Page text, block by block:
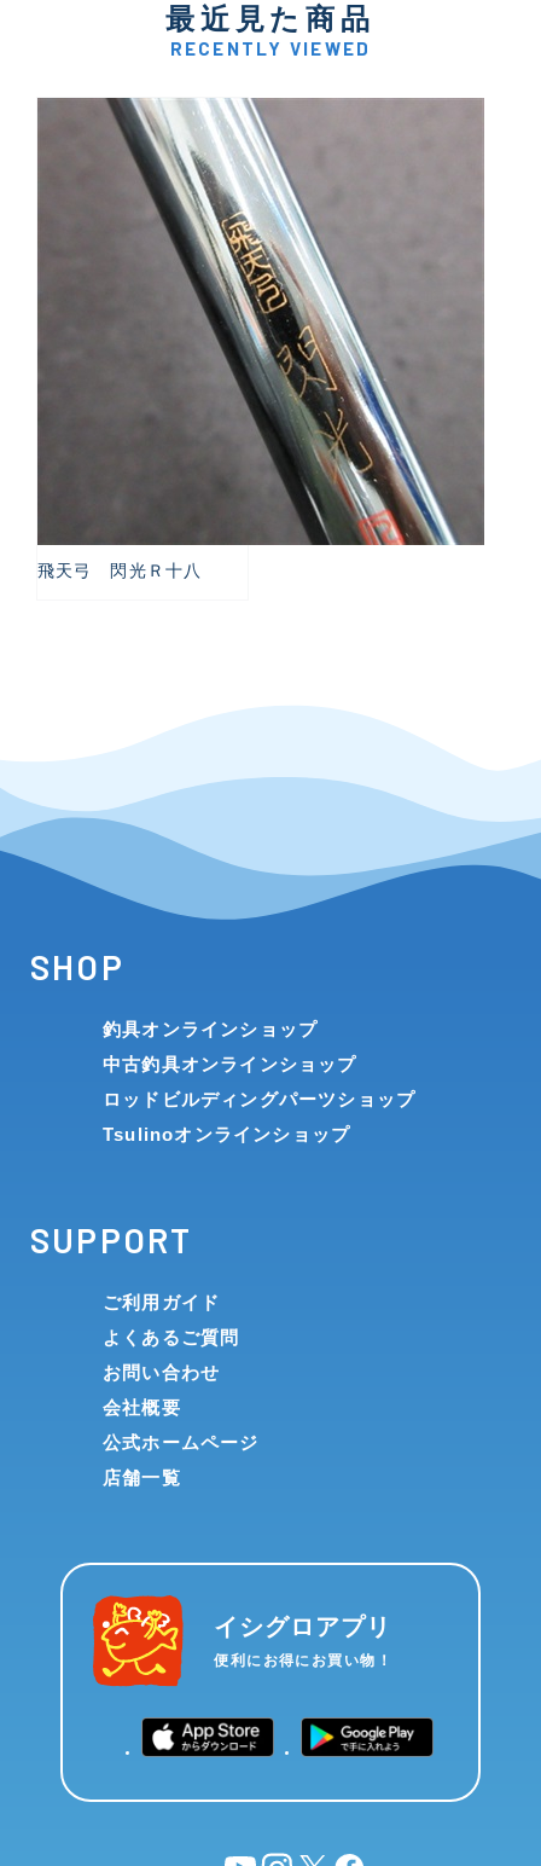
最近見た商品
RECENTLY VIEWED
飛天弓 閃光Ｒ十八
SHOP
釣具オンラインショップ
中古釣具オンラインショップ
ロッドビルディングパーツショップ
Tsulinoオンラインショップ
SUPPORT
ご利用ガイド
よくあるご質問
お問い合わせ
会社概要
公式ホームページ
店舗一覧
イシグロアプリ
便利にお得にお買い物！
YouTubeinstagram
X facebook